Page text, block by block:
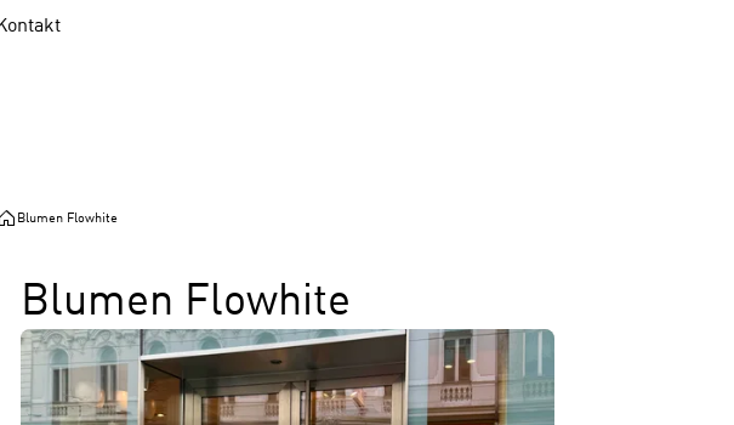
Blumen Flowhite
Blumen Flowhite